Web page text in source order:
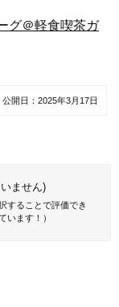
グ＠軽食喫茶ガ
公開日： 2025年3月17日
ません)
することで評価でき
います！）